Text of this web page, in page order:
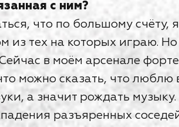
с ним?
что по большому
из тех на которых играю.
в моём арсенале
можно сказать, что
а значит рождать
разъяренных